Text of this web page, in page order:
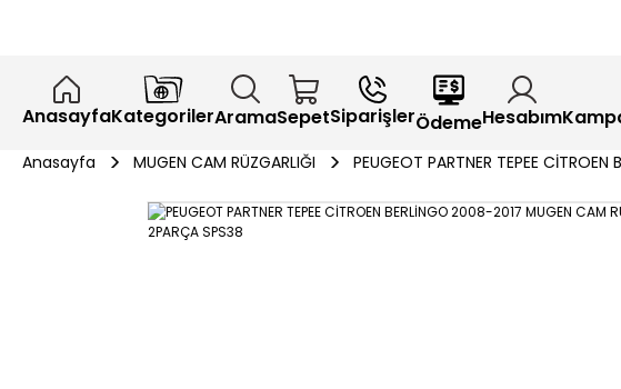
AnasayfaKategorilerAramaSepetSiparişlerÖdemeHesabım
Anasayfa MUGEN CAM RÜZGARLIĞI PEUGEOT PARTNER TEPEE